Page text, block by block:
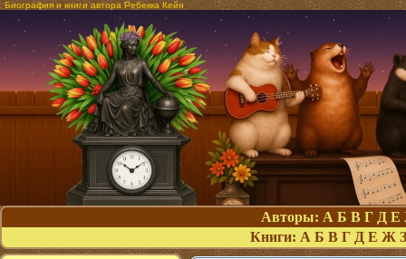
Биография и книги автора Ребекка Кейн
Авторы: А Б В Г Д Е
Книги: А Б В Г Д Е Ж З